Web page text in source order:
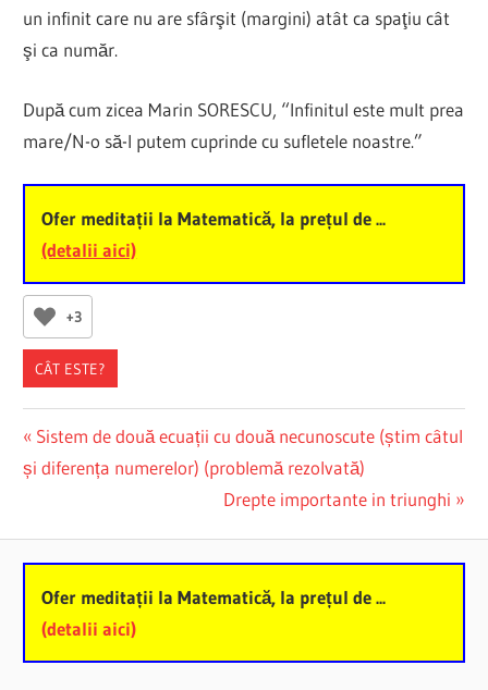
un infinit care nu are sfârşit (margini) atât ca spaţiu cât
şi ca număr.
După cum zicea Marin SORESCU, “Infinitul este mult prea
mare/N-o să-l putem cuprinde cu sufletele noastre.”
Ofer meditații la Matematică, la prețul de ...
(detalii aici)
+3
CÂT ESTE?
Post
navigation
Previous
Post:
Sistem de două ecuații cu două necunoscute (știm câtul
și diferența numerelor) (problemă rezolvată)
Next
Drepte importante in triunghi
Ofer meditații la Matematică, la prețul de ...
(detalii aici)